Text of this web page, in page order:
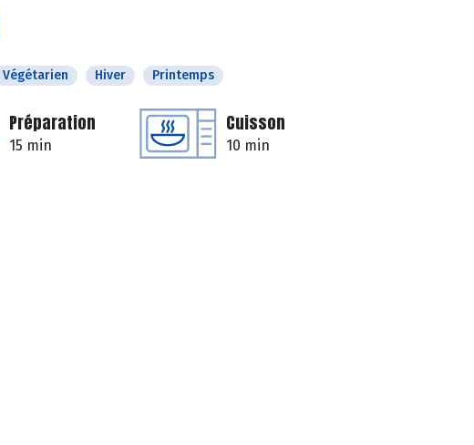
Végétarien Hiver Printemps
Préparation
15 min
Cuisson
10 min